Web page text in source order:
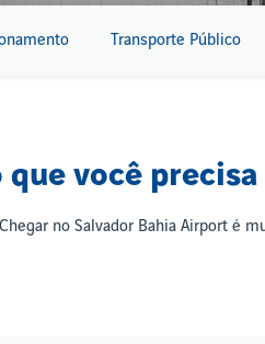
Transporte Público
que você
Chegar no Salvador Bahia Airport é